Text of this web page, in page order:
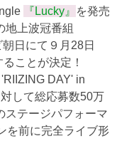
『Lucky 』
を発売
地上波冠番組
日にて９月28日
ことが決定！
DAY' in
して総応募数50万
ステージパフォーマ
を前に完全ライブ形